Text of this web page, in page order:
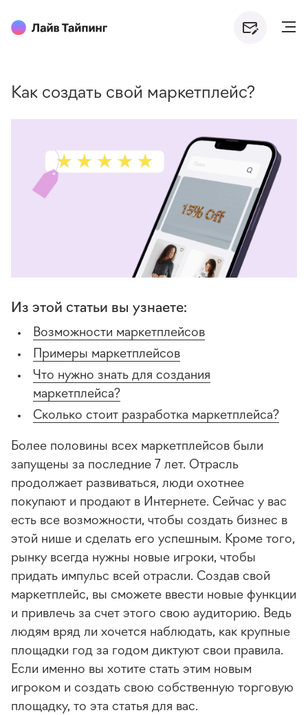
Как создать свой маркетплейс?
Из этой статьи вы узнаете:
Возможности маркетплейсов
Примеры маркетплейсов
Что нужно знать для создания
маркетплейса?
Сколько стоит разработка маркетплейса?
Более половины всех маркетплейсов были
запущены за последние 7 лет. Отрасль
продолжает развиваться, люди охотнее
покупают и продают в Интернете. Сейчас у вас
есть все возможности, чтобы создать бизнес в
этой нише и сделать его успешным. Кроме того,
рынку всегда нужны новые игроки, чтобы
придать импульс всей отрасли. Создав свой
маркетплейс, вы сможете ввести новые функции
и привлечь за счет этого свою аудиторию. Ведь
людям вряд ли хочется наблюдать, как крупные
площадки год за годом диктуют свои правила.
Если именно вы хотите стать этим новым
игроком и создать свою собственную торговую
площадку, то эта статья для вас.